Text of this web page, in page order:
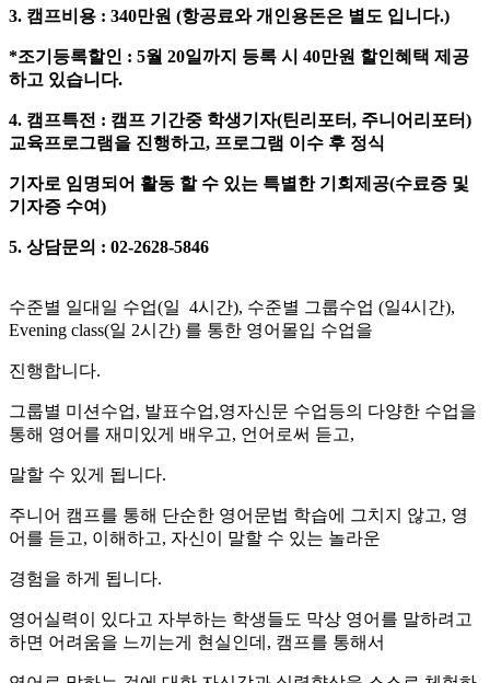
3. 캠프비용 : 340만원 (항공료와 개인용돈은 별도 입니다.)
*조기등록할인 : 5월 20일까지 등록 시 40만원 할인혜택 제공
하고 있습니다.
4. 캠프특전 : 캠프 기간중 학생기자(틴리포터, 주니어리포터)
교육프로그램을 진행하고, 프로그램 이수 후 정식
기자로 임명되어 활동 할 수 있는 특별한 기회제공(수료증 및
기자증 수여)
5. 상담문의 : 02-2628-5846
수준별 일대일 수업(일 4시간), 수준별 그룹수업 (일4시간),
Evening class(일 2시간) 를 통한 영어몰입 수업을
진행합니다.
그룹별 미션수업, 발표수업,영자신문 수업등의 다양한 수업을
통해 영어를 재미있게 배우고, 언어로써 듣고,
말할 수 있게 됩니다.
주니어 캠프를 통해 단순한 영어문법 학습에 그치지 않고, 영
어를 듣고, 이해하고, 자신이 말할 수 있는 놀라운
경험을 하게 됩니다.
영어실력이 있다고 자부하는 학생들도 막상 영어를 말하려고
하면 어려움을 느끼는게 현실인데, 캠프를 통해서